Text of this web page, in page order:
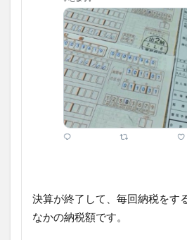
決算が終了して、毎回納税をす
なかの納税額です。